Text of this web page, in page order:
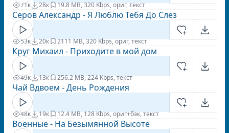
71к 28к 19.8 MB, 320 Kbps, ориг, текст
Серов Александр - Я Люблю Тебя До Слез
53к 20к 2111 MB, 320 Kbps, ориг, текст
Круг Михаил - Приходите в мой дом
49к 13к 256.2 MB, 224 Kbps, текст
Чай Вдвоем - День Рождения
48к 19к 12.4 MB, 128 Kbps, ориг+бэк, текст
Военные - На Безымянной Высоте